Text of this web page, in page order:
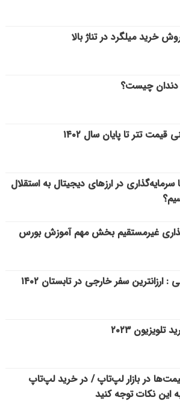
خرید میلگرد در تناژ بالا
دندان چیست؟
تتر تا پایان سال ۱۴۰۲
سرمایه‌گذاری در ارزهای دیجیتال به استقلال
غیرمستقیم بخش مهم آموزش بورس
: ارزانترین سفر خارجی در تابستان ۱۴۰۲
۲۰۲۳
در بازار لپ‌تاپ / در خرید لپ‌تاپ
این نکات توجه کنید